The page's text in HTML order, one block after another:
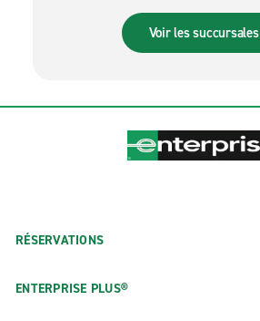
Voir les succursales
RÉSERVATIONS
ENTERPRISE PLUS®